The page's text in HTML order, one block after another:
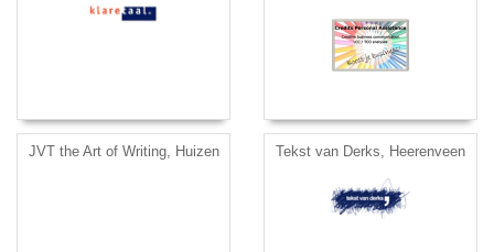
JVT the Art of Writing, Huizen Tekst van Derks, Heerenveen